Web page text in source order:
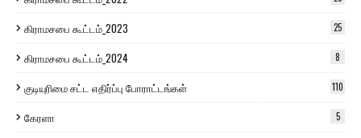
கிராமசபை கூட்டம்_2023 25
கிராமசபை கூட்டம்_2024 8
குடியுரிமை சட்ட எதிர்ப்பு போராட்டங்கள் 110
கேரளா 5